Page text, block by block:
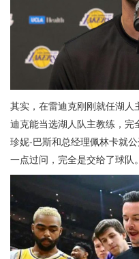
其实，在雷迪克刚刚就任湖
迪克能当选湖人队主教练，完
珍妮-巴斯和总经理佩林卡就
一点过问，完全是交给了球队。